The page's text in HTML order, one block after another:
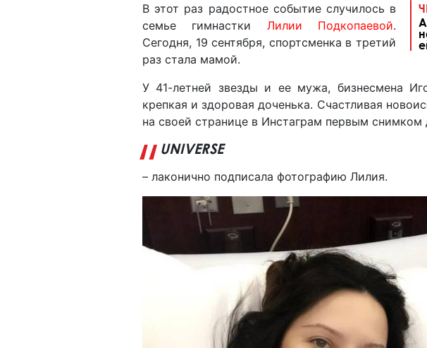
В этот раз радостное событие случилось в
семье гимнастки Лилии Подкопаевой.
Сегодня, 19 сентября, спортсменка в третий
раз стала мамой.
У 41-летней звезды и ее мужа, бизнесмена
крепкая и здоровая доченька. Счастливая
на своей странице в Инстаграм первым снимком
UNIVERSE
– лаконично подписала фотографию Лилия.